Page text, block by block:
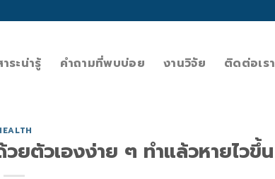
ระน่ารู้ คำถามที่พบบ่อย งานวิจัย ติดต่อเรา
ยตัวเองง่าย ๆ ทำแล้วหายไวขึ้น